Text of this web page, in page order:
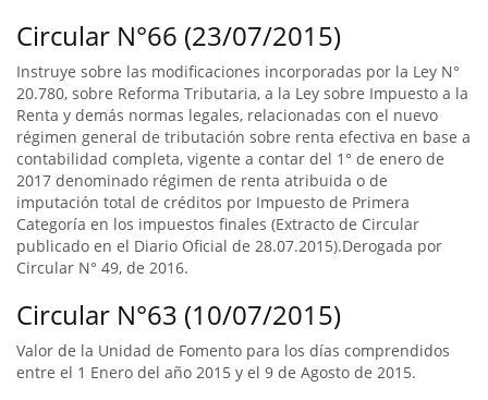
Circular N°66 (23/07/2015)
Instruye sobre las modificaciones incorporadas por la Ley N°
20.780, sobre Reforma Tributaria, a la Ley sobre Impuesto a la
Renta y demás normas legales, relacionadas con el nuevo
régimen general de tributación sobre renta efectiva en base a
contabilidad completa, vigente a contar del 1° de enero de
2017 denominado régimen de renta atribuida o de
imputación total de créditos por Impuesto de Primera
Categoría en los impuestos finales (Extracto de Circular
publicado en el Diario Oficial de 28.07.2015).Derogada por
Circular N° 49, de 2016.
Circular N°63 (10/07/2015)
Valor de la Unidad de Fomento para los días comprendidos
entre el 1 Enero del año 2015 y el 9 de Agosto de 2015.